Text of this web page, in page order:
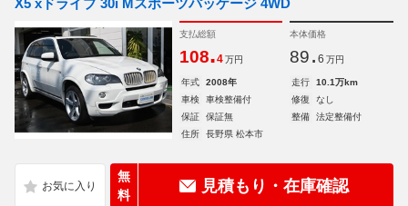
X5 xドライブ 30i Mスポーツパッケージ 4WD
支払総額
108.4 万円
本体価格
89. 6 万円
年式 2008年 走行
10.1万km
車検
車検整備付 修復
なし
保証
保証無 整備
法定整備付
住所
長野県 松本市
無
料
見積もり・在庫確認